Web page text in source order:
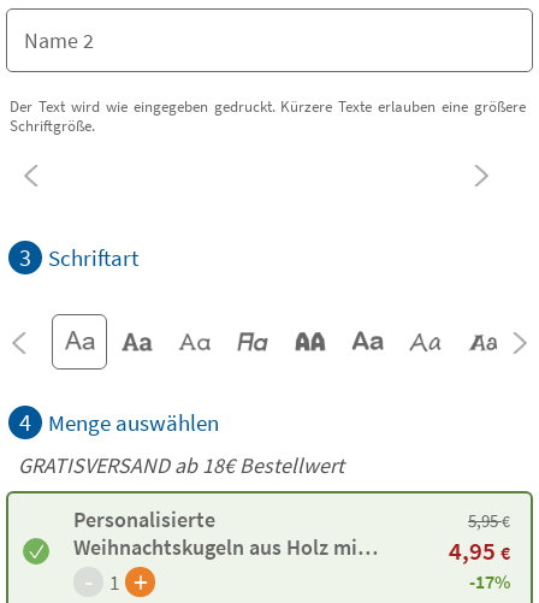
Der Text wird wie eingegeben gedruckt. Kürzere Texte erlauben eine größere
Schriftgröße.
3 Schriftart
4 Menge auswählen
GRATISVERSAND ab18€Bestellwert
Personalisierte
Weihnachtskugeln aus Holz mit
Gravur
- 1 +
5,95€
4,95 €
-17%